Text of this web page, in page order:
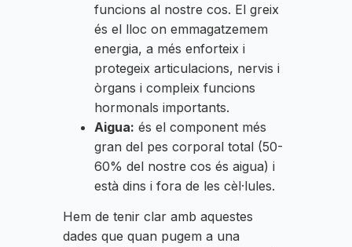
funcions al nostre cos. El greix
és el lloc on emmagatzemem
energia, a més enforteix i
protegeix articulacions, nervis i
òrgans i compleix funcions
hormonals importants.
Aigua: és el component més
gran del pes corporal total (50-
60% del nostre cos és aigua) i
està dins i fora de les cèl·lules.
Hem de tenir clar amb aquestes
dades que quan pugem a una